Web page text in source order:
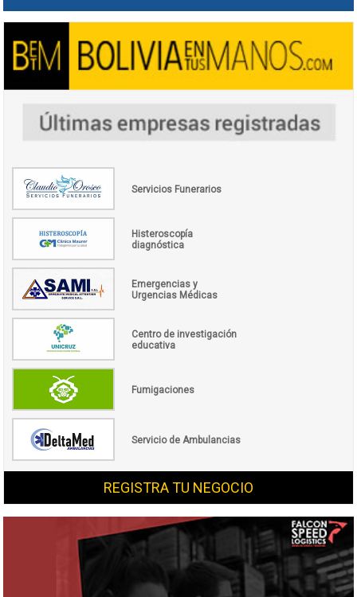
Servicios Funerarios
Histeroscopía
diagnóstica
Emergencias y
Urgencias Médicas
Centro de investigación
educativa
Fumigaciones
Servicio de Ambulancias
REGISTRA TU NEGOCIO